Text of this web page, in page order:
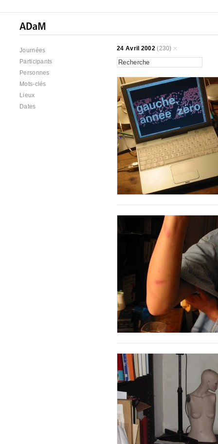
Journées
Participants
Personnes
Mots-clés
Lieux
Dates
24 Avril 2002(230)